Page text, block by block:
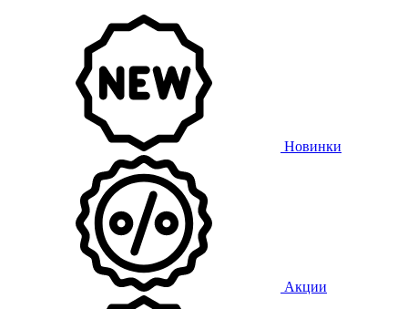
Новинки
Акции